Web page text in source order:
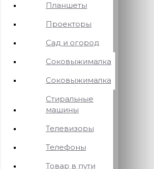
Планшеты
Проекторы
Сад и огород
Соковыжималка
Соковыжималка
Стиральные
машины
Телевизоры
Телефоны
Товар в пути